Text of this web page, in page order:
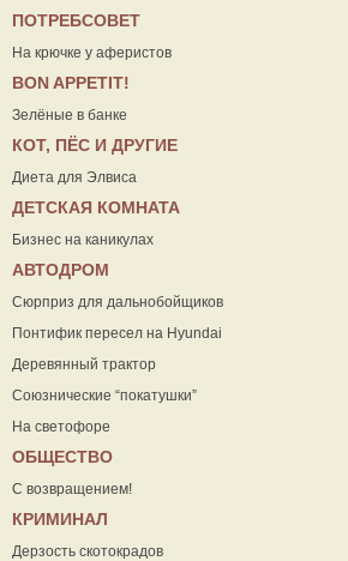
ПОТРЕБСОВЕТ
На крючке у аферистов
ВON APPETIT!
Зелёные в банке
КОТ, ПЁС И ДРУГИЕ
Диета для Элвиса
ДЕТСКАЯ КОМНАТА
Бизнес на каникулах
АВТОДРОМ
Сюрприз для дальнобойщиков
Понтифик пересел на Hyundai
Деревянный трактор
Союзнические “покатушки”
На светофоре
ОБЩЕСТВО
С возвращением!
КРИМИНАЛ
Дерзость скотокрадов